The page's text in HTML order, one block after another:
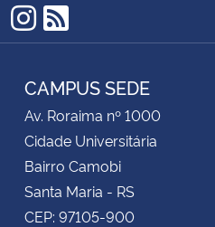
Instagram
RSS
CAMPUS SEDE
Av. Roraima nº 1000
Cidade Universitária
Bairro Camobi
Santa Maria - RS
CEP: 97105-900